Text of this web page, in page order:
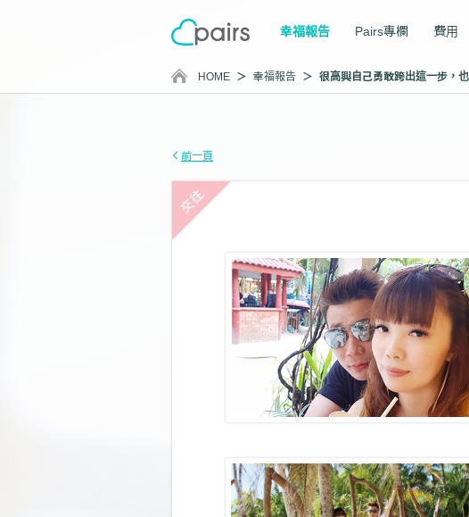
幸福報告 Pairs專欄 費用
HOME 幸福報告
前一頁